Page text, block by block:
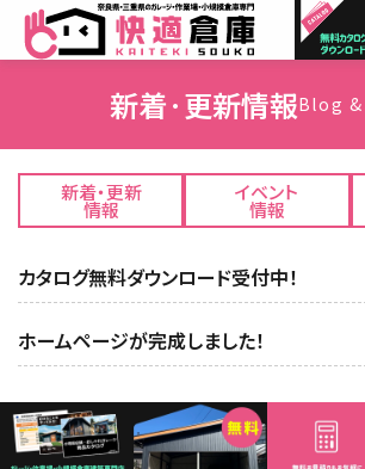
新着·更新情報Blog
新着・更新
情報
イベント
情報
カタログ無料ダウンロード受付中！
ホームページが完成しました！